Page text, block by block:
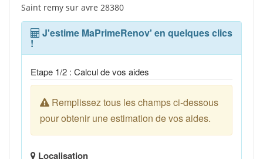
Saint remy sur avre 28380